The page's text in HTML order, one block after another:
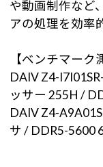
や動画制作など
アの処理を効率
【ベンチマーク
DAIV Z4-
ッサー 255H /
DAIV Z4-
サ / DDR5-5600